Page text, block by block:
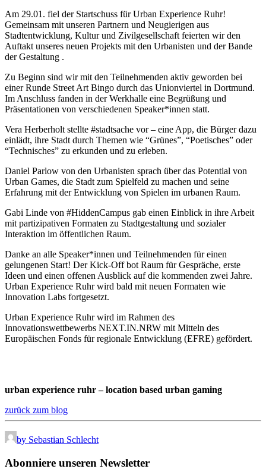
Am 29.01. fiel der Startschuss für Urban Experience Ruhr!
Gemeinsam mit unseren Partnern und Neugierigen aus
Stadtentwicklung, Kultur und Zivilgesellschaft feierten wir den
Auftakt unseres neuen Projekts mit den Urbanisten und der Bande
der Gestaltung .
Zu Beginn sind wir mit den Teilnehmenden aktiv geworden bei
einer Runde Street Art Bingo durch das Unionviertel in Dortmund.
Im Anschluss fanden in der Werkhalle eine Begrüßung und
Präsentationen von verschiedenen Speaker*innen statt.
Vera Herberholt stellte #stadtsache vor – eine App, die Bürger dazu
einlädt, ihre Stadt durch Themen wie “Grünes”, “Poetisches” oder
“Technisches” zu erkunden und zu erleben.
Daniel Parlow von den Urbanisten sprach über das Potential von
Urban Games, die Stadt zum Spielfeld zu machen und seine
Erfahrung mit der Entwicklung von Spielen im urbanen Raum.
Gabi Linde von #HiddenCampus gab einen Einblick in ihre Arbeit
mit partizipativen Formaten zu Stadtgestaltung und sozialer
Interaktion im öffentlichen Raum.
Danke an alle Speaker*innen und Teilnehmenden für einen
gelungenen Start! Der Kick-Off bot Raum für Gespräche, erste
Ideen und einen offenen Ausblick auf die kommenden zwei Jahre.
Urban Experience Ruhr wird bald mit neuen Formaten wie
Innovation Labs fortgesetzt.
Urban Experience Ruhr wird im Rahmen des
Innovationswettbewerbs NEXT.IN.NRW mit Mitteln des
Europäischen Fonds für regionale Entwicklung (EFRE) gefördert.
urban experience ruhr – location based urban gaming
zurück zum blog
by Sebastian Schlecht
Abonniere unseren Newsletter